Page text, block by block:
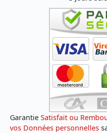
Garantie Satisfait ou
vos Données personnelles